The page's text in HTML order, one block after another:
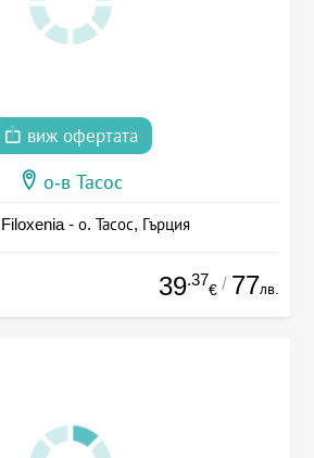
виж офертата
о-в Тасос
- о. Тасос, Гърция
39.37
€ / 77лв.